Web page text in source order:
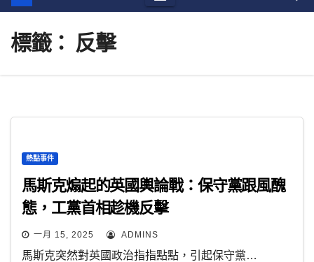
標籤： 反擊
熱點事件
馬斯克煽起的英國輿論戰：保守黨跟風醜
態，工黨首相趁機反擊
一月 15, 2025 ADMINS
馬斯克突然對英國政治指指點點，引起保守黨…